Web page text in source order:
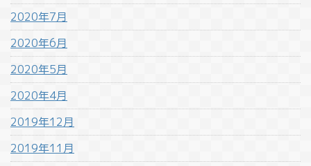
2020年7月
2020年6月
2020年5月
2020年4月
2019年12月
2019年11月